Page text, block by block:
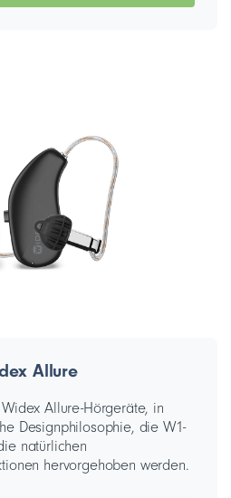
Allure
Allure-Hörgeräte, in
Designphilosophie, die W1-
natürlichen
hervorgehoben werden.